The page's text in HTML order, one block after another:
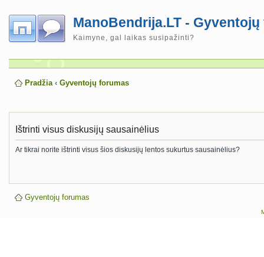
ManoBendrija.LT -
Kaimyne, gal laikas susipažinti?
Pradžia ‹ Gyventojų forumas
Ištrinti visus diskusijų sausainėlius
Ar tikrai norite ištrinti visus šios diskusijų lentos sukurtus sausainėlius?
Gyventojų forumas